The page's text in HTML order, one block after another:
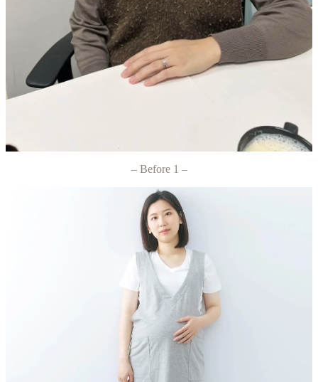
– Before 1 –